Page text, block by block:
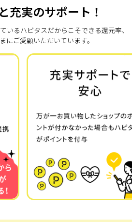
充実のサポート！
いるハピタスだからこそできる還元率、
にご愛顧いただいています。